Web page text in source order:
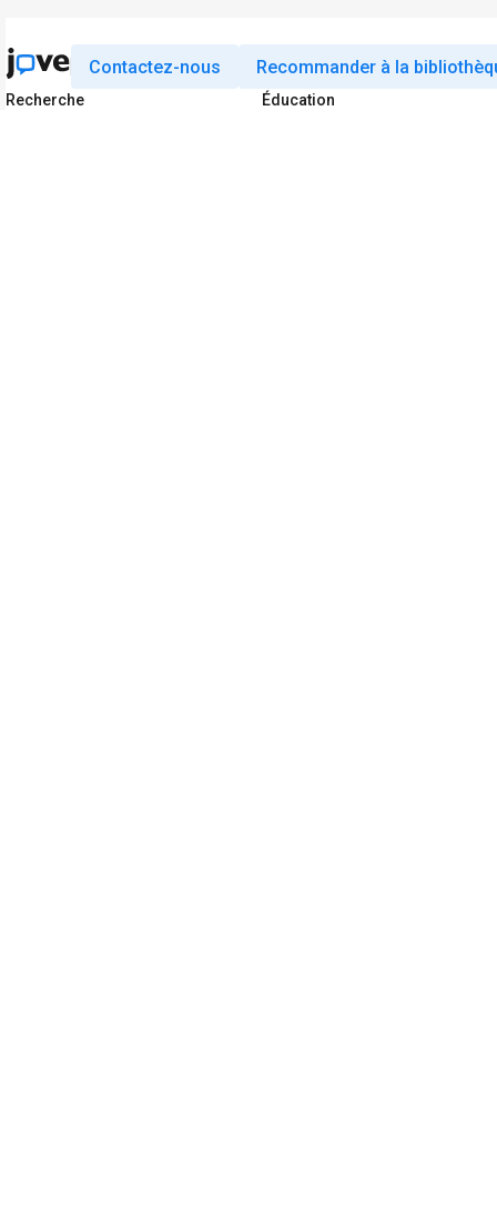
Contactez-nous Recommander à la
Recherche
Éducation